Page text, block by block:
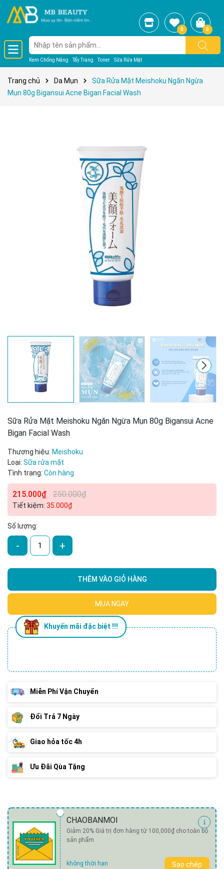
Kem Chống Nắng Tẩy Trang Toner Sữa Rửa Mặt
0 0
Trang chủ Da Mụn
Sữa Rửa Mặt Meishoku Ngăn Ngừa
Mụn 80g Bigansui Acne Bigan Facial Wash
Sữa Rửa Mặt Meishoku Ngăn Ngừa Mụn 80g Bigansui Acne
Bigan Facial Wash
Thương hiệu: Meishoku
Loại: Sữa rửa mặt
Tình trạng: Còn hàng
215.000₫ 250.000₫
Tiết kiệm: 35.000₫
Số lượng:
- +
THÊM VÀO GIỎ HÀNG
MUA NGAY
Khuyến mãi đặc biệt !!!
Miễn Phí Vận Chuyển
Đổi Trả 7 Ngày
Giao hỏa tốc 4h
Ưu Đãi Qùa Tặng
CHAOBANMOI
Giảm 20% Giá trị đơn hàng từ 100,000₫ cho toàn bộ
sản phẩm
không thời hạn Sao chép
Mã giảm giá: